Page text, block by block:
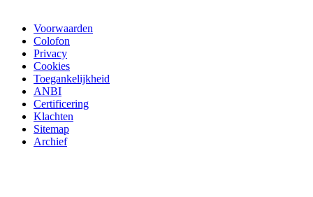
Voorwaarden
Colofon
Privacy
Cookies
Toegankelijkheid
ANBI
Certificering
Klachten
Sitemap
Archief